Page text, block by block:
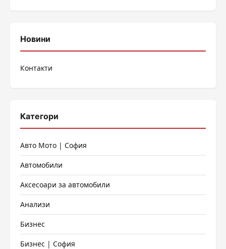
Новини
Контакти
Категори
Авто Мото | София
Автомобили
Аксесоари за автомобили
Анализи
Бизнес
Бизнес | София